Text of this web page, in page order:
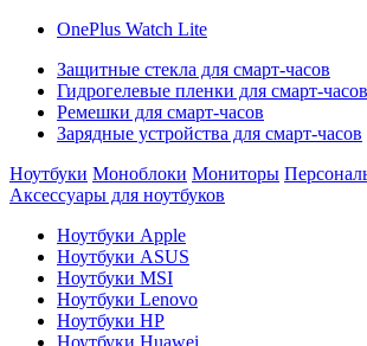
OnePlus Watch Lite
Защитные стекла для смарт-часов
Гидрогелевые пленки для смарт-часов
Ремешки для смарт-часов
Зарядные устройства для смарт-часов
Ноутбуки Моноблоки Мониторы
Аксессуары для ноутбуков
Ноутбуки Apple
Ноутбуки ASUS
Ноутбуки MSI
Ноутбуки Lenovo
Ноутбуки HP
Ноутбуки Huawei